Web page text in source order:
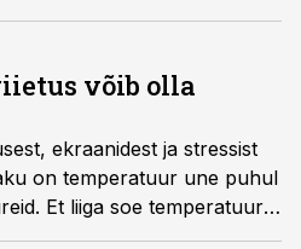
riski.
võib olla
ekraanidest ja stressist
on temperatuur une puhul
Et liiga soe temperatuur
teadlased magada napis